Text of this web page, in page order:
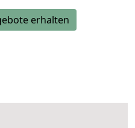
erhalten